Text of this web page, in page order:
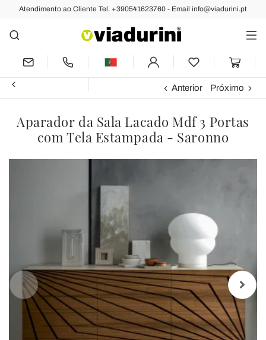
Atendimento ao Cliente Tel. +390541623760 - Email info@viadurini.pt
Anterior Próximo
Aparador da Sala Lacado Mdf 3 Portas
com Tela Estampada - Saronno